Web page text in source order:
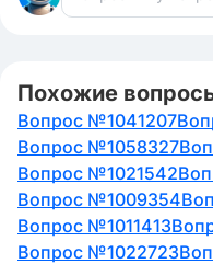
Похожие
Вопрос №1041207
Вопрос №1058327
Вопрос №1021542
Вопрос №1009354
Вопрос №1011413
Вопрос №1022723